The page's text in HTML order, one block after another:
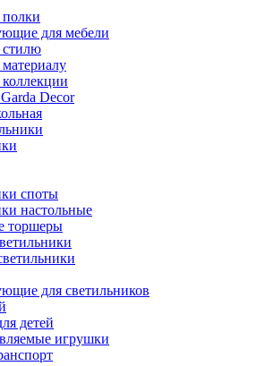
для мебели
стилю
Decor
споты
настольные
торшеры
для светильников
детей
игрушки